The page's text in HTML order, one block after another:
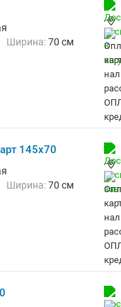
Ширина:70 см
145x70
Ширина:70 см